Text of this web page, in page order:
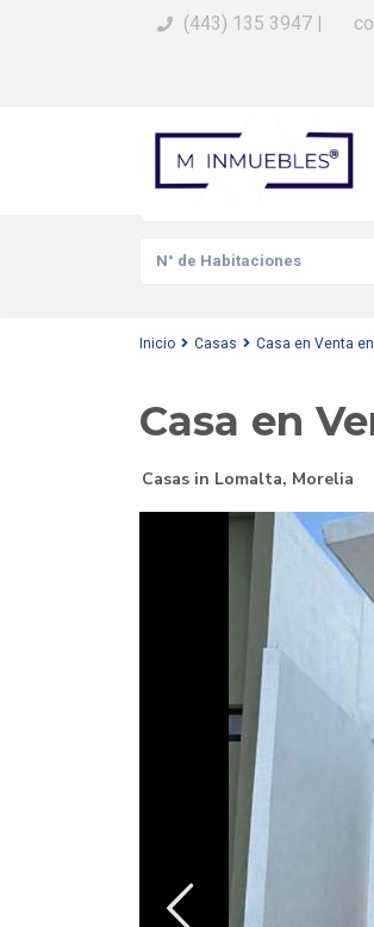
(443) 135 3947 |
Busca Tu Propiedad
N° de Habitaciones
Inicio Casas Casa en Venta
Casa en
Casas in Lomalta, Morelia